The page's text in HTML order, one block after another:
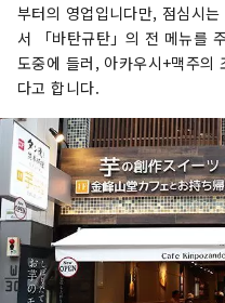
부터의 영업입니다만, 점심시
서 「바탄규탄」의 전 메뉴를
도중에 들러, 아카우시+맥주의
다고 합니다.